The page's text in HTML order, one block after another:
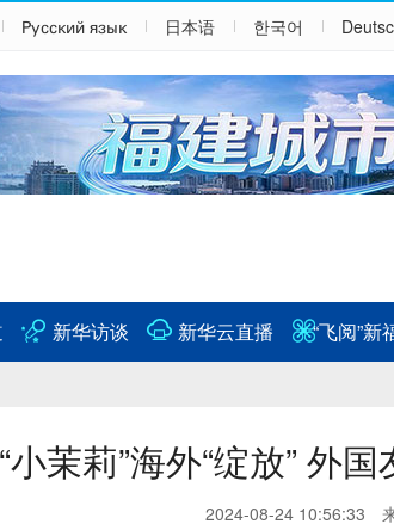
Русский язык 日本语 한국어
新华访谈 新华云直播 “飞阅”新
小茉莉”海外“绽放” 外
2024-08-24 10:56:33